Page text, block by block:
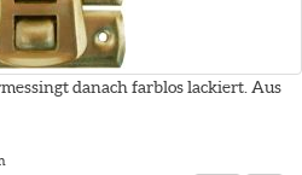
danach farblos lackiert. Aus